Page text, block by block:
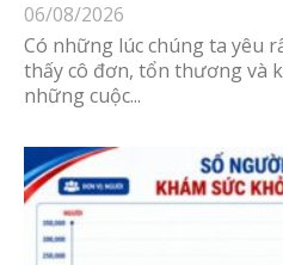
06/08/2026
Có những lúc chúng ta yêu
thấy cô đơn, tổn thương và
những cuộc...